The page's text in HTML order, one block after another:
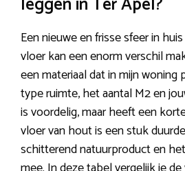
Een nieuwe en frisse sfeer in
vloer kan een enorm verschil
een materiaal dat in mijn woning
type ruimte, het aantal M2 en
is voordelig, maar heeft een
vloer van hout is een stuk
schitterend natuurproduct en